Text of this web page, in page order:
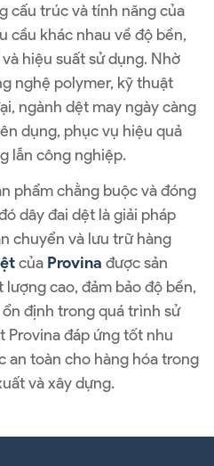
cấu trúc và tính năng của
cầu khác nhau về độ bền,
hiệu suất sử dụng. Nhờ
nghệ polymer, kỹ thuật
ngành dệt may ngày càng
dụng, phục vụ hiệu quả
lẫn công nghiệp.
phẩm chằng buộc và đóng
dây đai dệt là giải pháp
chuyển và lưu trữ hàng
của Provina được sản
cao, đảm bảo độ bền,
định trong quá trình sử
Provina đáp ứng tốt nhu
an toàn cho hàng hóa trong
và xây dựng.